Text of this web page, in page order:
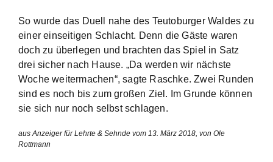
So wurde das Duell nahe des Teutoburger Waldes zu
einer einseitigen Schlacht. Denn die Gäste waren
doch zu überlegen und brachten das Spiel in Satz
drei sicher nach Hause. „Da werden wir nächste
Woche weitermachen“, sagte Raschke. Zwei Runden
sind es noch bis zum großen Ziel. Im Grunde können
sie sich nur noch selbst schlagen.
aus Anzeiger für Lehrte & Sehnde vom 13. März 2018, von Ole
Rottmann